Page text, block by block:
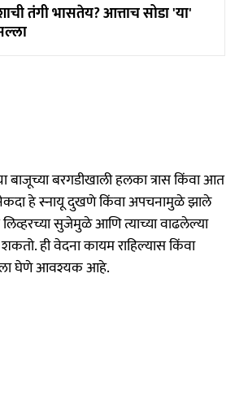
तंगी भासतेय? आत्ताच सोडा 'या'
बाजूच्या बरगडीखाली हलका त्रास किंवा आत
हे स्नायू दुखणे किंवा अपचनामुळे झाले
सुजेमुळे आणि त्याच्या वाढलेल्या
ही वेदना कायम राहिल्यास किंवा
घेणे आवश्यक आहे.